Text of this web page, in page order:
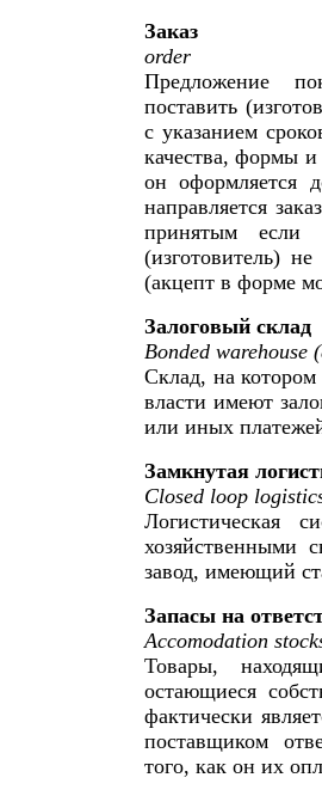
Заказ
order
Предложение
поставить
с указанием
качества, формы
он оформляется
направляется
принятым если
(изготовитель)
(акцепт в форме
Залоговый склад
Bonded warehouse
Склад, на
власти имеют
или иных
Замкнутая
Closed loop
Логистическая
хозяйственными
завод, имеющий
Запасы на
Accomodation
Товары,
остающиеся
фактически
поставщиком
того, как он их